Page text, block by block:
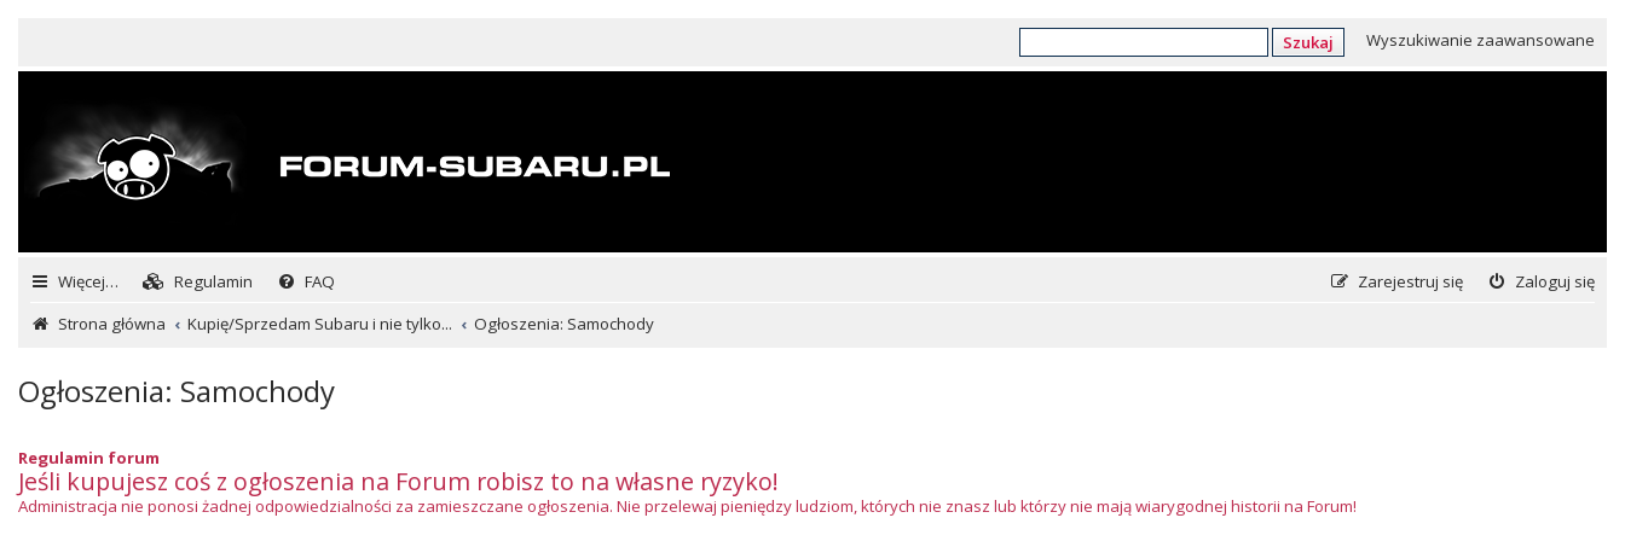
Szukaj Wyszukiwanie zaawansowane
Więcej… Regulamin FAQ Zaloguj się
Zarejestruj się
Strona główna
Kupię/Sprzedam Subaru i nie tylko... Ogłoszenia: Samochody
Ogłoszenia: Samochody
Regulamin forum
Jeśli kupujesz coś z ogłoszenia na Forum robisz to na własne ryzyko!
Administracja nie ponosi żadnej odpowiedzialności za zamieszczane ogłoszenia. Nie przelewaj pieniędzy ludziom, których nie znasz lub którzy nie mają wiarygodnej historii na Forum!